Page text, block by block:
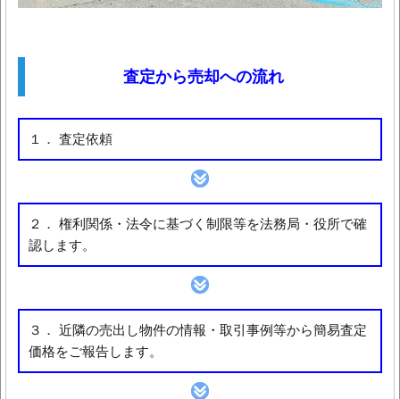
査定から売却への流れ
１． 査定依頼
２． 権利関係・法令に基づく制限等を法務局・役所で確
認します。
３． 近隣の売出し物件の情報・取引事例等から簡易査定
価格をご報告します。